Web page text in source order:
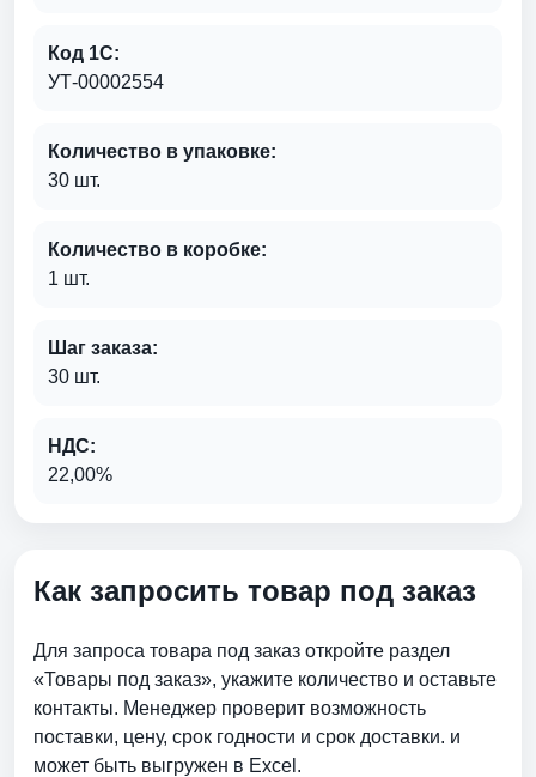
Код 1С:
УТ-00002554
Количество в упаковке:
30 шт.
Количество в коробке:
1 шт.
Шаг заказа:
30 шт.
НДС:
22,00%
Как запросить товар под заказ
Для запроса товара под заказ откройте раздел
«Товары под заказ», укажите количество и оставьте
контакты. Менеджер проверит возможность
поставки, цену, срок годности и срок доставки. и
может быть выгружен в Excel.